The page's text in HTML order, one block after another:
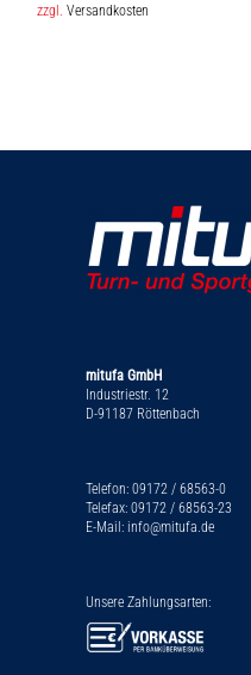
zzgl.Versandkosten
mitufa GmbH
Industriestr. 12
D-91187 Röttenbach
Telefon: 09172 / 68563-0
Telefax: 09172 / 68563-23
E-Mail: info@mitufa.de
Unsere Zahlungsarten: